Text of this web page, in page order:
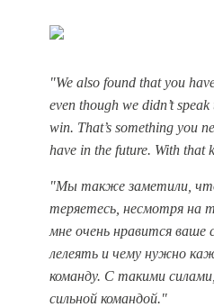
"We also found that you
even though we didn’t
win. That’s something you
have in the future. With that
"Мы также заметили,
теряетесь, несмотря на
мне очень нравится
лелеять и чему нужно
команду. С такими
сильной командой."